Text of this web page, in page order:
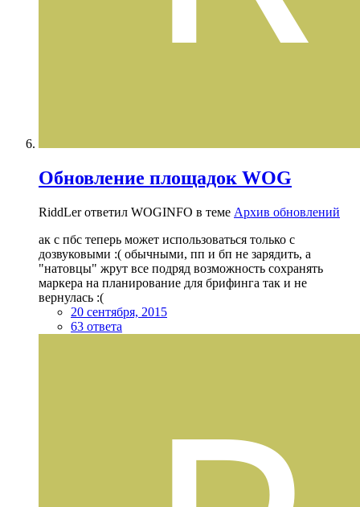
Обновление площадок WOG
RiddLer ответил WOGINFO в теме Архив обновлений
ак с пбс теперь может использоваться только с
дозвуковыми :( обычными, пп и бп не зарядить, а
"натовцы" жрут все подряд возможность сохранять
маркера на планирование для брифинга так и не
вернулась :(
20 сентября, 2015
63 ответа